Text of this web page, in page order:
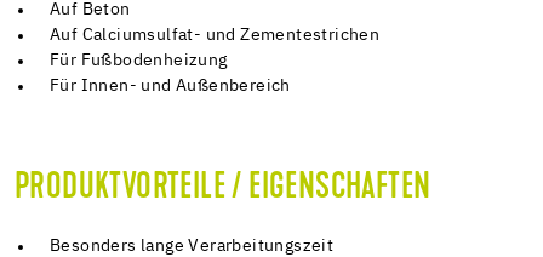
Auf Beton
Auf Calciumsulfat- und Zementestrichen
Für Fußbodenheizung
Für Innen- und Außenbereich
PRODUKTVORTEILE / EIGENSCHAFTEN
Besonders lange Verarbeitungszeit